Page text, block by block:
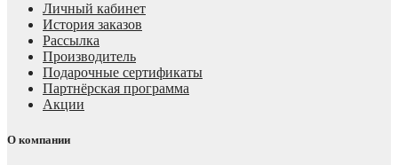
Личный кабинет
История заказов
Рассылка
Производитель
Подарочные сертификаты
Партнёрская программа
Акции
О компании